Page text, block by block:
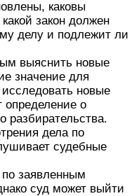
каковы
закон должен
делу и подлежит ли
выяснить новые
значение для
новые
определение о
разбирательства.
дела по
судебные
заявленным
суд может выйти